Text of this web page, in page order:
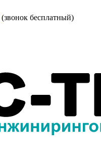
(звонок бесплатный)